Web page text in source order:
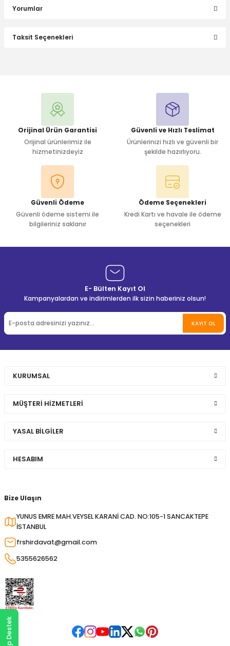
Yorumlar
Taksit Seçenekleri
Orijinal Ürün Garantisi
Orijinal ürünlerimiz ile
hizmetinizdeyiz
Güvenli ve Hızlı Teslimat
Ürünlerinizi hızlı ve güvenli bir
şekilde hazırlıyoru.
Güvenli Ödeme
Güvenli ödeme sistemi ile
bilgileriniz saklanır
Ödeme Seçenekleri
Kredi Kartı ve havale ile ödeme
seçenekleri
E- Bülten Kayıt Ol
Kampanyalardan ve indirimlerden ilk sizin haberiniz olsun!
KAYIT OL
Bize Ulaşın
YUNUS EMRE MAH.VEYSEL KARANİ CAD. NO:105-1 SANCAKTEPE
İSTANBUL
frshirdavat@gmail.com
5355626562
KURUMSAL
MÜŞTERİ HİZMETLERİ
YASAL BİLGİLER
HESABIM